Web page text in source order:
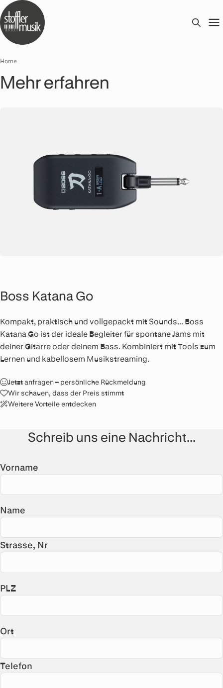
Home
Mehr erfahren
Boss Katana Go
Kompakt, praktisch und vollgepackt mit Sounds... Boss
Katana Go ist der ideale Begleiter für spontane Jams mit
deiner Gitarre oder deinem Bass. Kombiniert mit Tools zum
Lernen und kabellosem Musikstreaming.
Jetzt anfragen – persönliche Rückmeldung
Wir schauen, dass der Preis stimmt
Weitere Vorteile entdecken
Schreib uns eine Nachricht...
Vorname
Name
Strasse, Nr
PLZ
Ort
Telefon